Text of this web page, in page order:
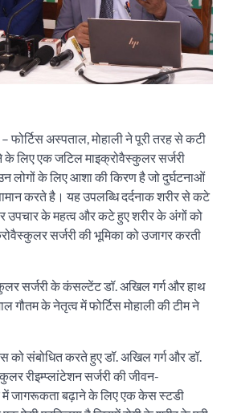
अस्पताल, मोहाली ने पूरी तरह से कटी
लिए एक जटिल माइक्रोवैस्कुलर सर्जरी
लोगों के लिए आशा की किरण है जो दुर्घटनाओं
करते है। यह उपलब्धि दर्दनाक शरीर से कटे
उपचार के महत्व और कटे हुए शरीर के अंगों को
सर्जरी की भूमिका को उजागर करती
सर्जरी के कंसल्टेंट डॉ. अखिल गर्ग और हाथ
गौतम के नेतृत्व में फोर्टिस मोहाली की टीम ने
संबोधित करते हुए डॉ. अखिल गर्ग और डॉ.
रीइम्प्लांटेशन सर्जरी की जीवन-
में जागरूकता बढ़ाने के लिए एक केस स्टडी